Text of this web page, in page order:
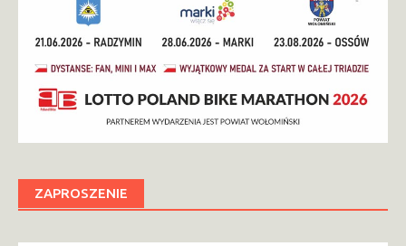
ZAPROSZENIE